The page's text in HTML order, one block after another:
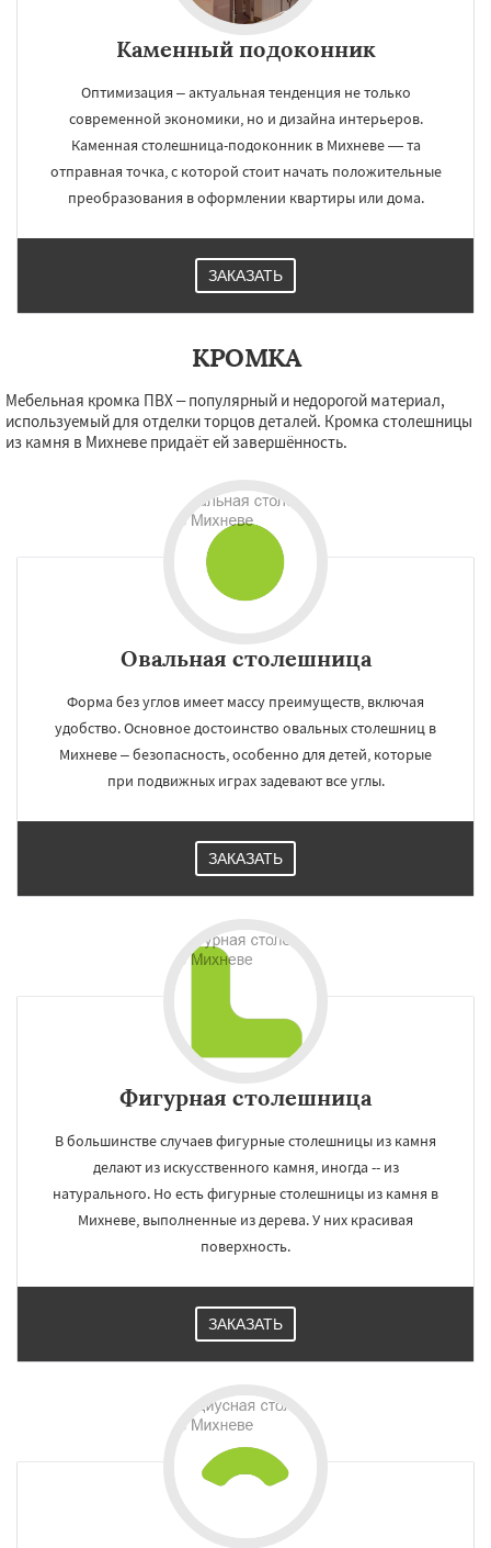
Каменный подоконник
Оптимизация – актуальная тенденция не только
современной экономики, но и дизайна интерьеров.
Каменная столешница-подоконник в Михневе — та
отправная точка, с которой стоит начать положительные
преобразования в оформлении квартиры или дома.
ЗАКАЗАТЬ
КРОМКА
Мебельная кромка ПВХ – популярный и недорогой материал,
используемый для отделки торцов деталей. Кромка столешницы
из камня в Михневе придаёт ей завершённость.
Овальная столешница
Форма без углов имеет массу преимуществ, включая
удобство. Основное достоинство овальных столешниц в
Михневе – безопасность, особенно для детей, которые
при подвижных играх задевают все углы.
ЗАКАЗАТЬ
Фигурная столешница
В большинстве случаев фигурные столешницы из камня
делают из искусственного камня, иногда -- из
натурального. Но есть фигурные столешницы из камня в
Михневе, выполненные из дерева. У них красивая
поверхность.
ЗАКАЗАТЬ